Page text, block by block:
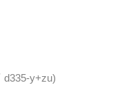
d335-y+zu)